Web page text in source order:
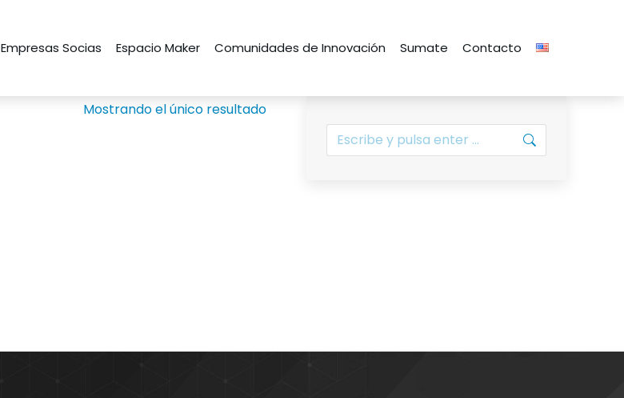
Empresas Socias Espacio Maker Comunidades de Innovación Sumate Contacto
Mostrando el único resultado